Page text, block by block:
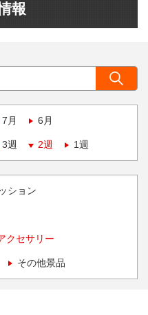
報
7月 6月
3週 2週 1週
ション
クセサリー
その他景品